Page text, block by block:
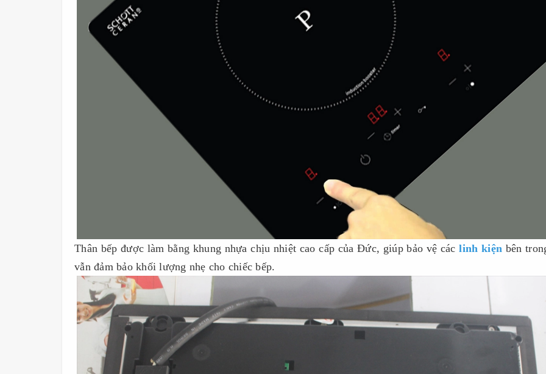
Thân bếp được làm bằng khung nhựa chịu nhiệt cao cấp của Đức, giúp bảo vệ cáclinh kiện bên
vẫn đảm bảo khối lượng nhẹ cho chiếc bếp.